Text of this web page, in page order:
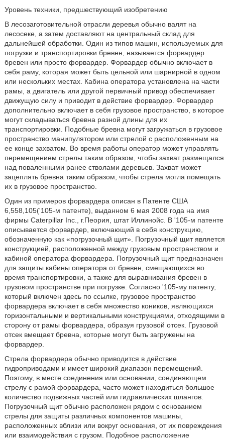
Уровень техники, предшествующий изобретению
В лесозаготовительной отрасли деревья обычно валят на
лесосеке, а затем доставляют на центральный склад для
дальнейшей обработки. Один из типов машин, используемых для
погрузки и транспортировки бревен, называется форвардер
бревен или просто форвардер. Форвардер обычно включает в
себя раму, которая может быть цельной или шарнирной в одном
или нескольких местах. Кабина оператора установлена на части
рамы, а двигатель или другой первичный привод обеспечивает
движущую силу и приводит в действие форвардер. Форвардер
дополнительно включает в себя грузовое пространство, в которое
могут складываться бревна разной длины для их
транспортировки. Подобные бревна могут загружаться в грузовое
пространство манипулятором или стрелой с расположенным на
ее конце захватом. Во время работы оператор может управлять
перемещением стрелы таким образом, чтобы захват размещался
над поваленными ранее стволами деревьев. Захват может
зацеплять бревна таким образом, чтобы стрела могла помещать
их в грузовое пространство.
Один из примеров форвардера описан в Патенте США
6,558,105('105-м патенте), выданном 6 мая 2008 года на имя
фирмы Caterpillar Inc., г.Пеория, штат Иллинойс. В '105-м патенте
описывается форвардер, включающий в себя конструкцию,
обозначенную как «погрузочный щит». Погрузочный щит является
конструкцией, расположенной между грузовым пространством и
кабиной оператора форвардера. Погрузочный щит предназначен
для защиты кабины оператора от бревен, смещающихся во
время транспортировки, а также для выравнивания бревен в
грузовом пространстве при погрузке. Согласно '105-му патенту,
который включен здесь по ссылке, грузовое пространство
форвардера включает в себя множество коников, являющихся
горизонтальными и вертикальными конструкциями, отходящими в
сторону от рамы форвардера, образуя грузовой отсек. Грузовой
отсек вмещает бревна, которые могут быть загружены на
форвардер.
Стрела форвардера обычно приводится в действие
гидроприводами и имеет широкий диапазон перемещений.
Поэтому, в месте соединения или основании, соединяющем
стрелу с рамой форвардера, часто может находиться большое
количество подвижных частей или гидравлических шлангов.
Погрузочный щит обычно расположен рядом с основанием
стрелы для защиты различных компонентов машины,
расположенных вблизи или вокруг основания, от их повреждения
или взаимодействия с грузом. Подобное расположение